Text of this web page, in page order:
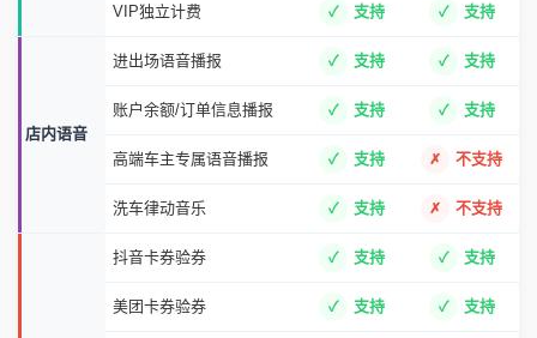
VIP独立计费 支持 支持
店内语音
进出场语音播报 支持 支持
账户余额/订单信息播报 支持 支持
高端车主专属语音播报 支持 不支持
洗车律动音乐 支持 不支持
抖音卡券验券 支持 支持
美团卡券验券 支持 支持